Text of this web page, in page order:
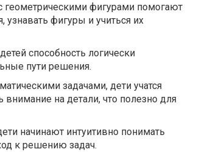
фигурами помогают
фигуры и учиться их
способность логически
пути решения.
задачами, дети учатся
на детали, что полезно для
начинают интуитивно понимать
к решению задач.